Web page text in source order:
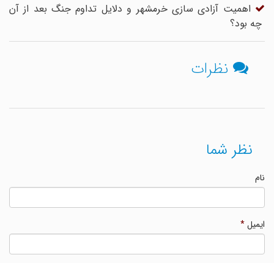
اهمیت آزادی سازی خرمشهر و دلایل تداوم جنگ بعد از آن
چه بود؟
نظرات
نظر شما
ایمیل*